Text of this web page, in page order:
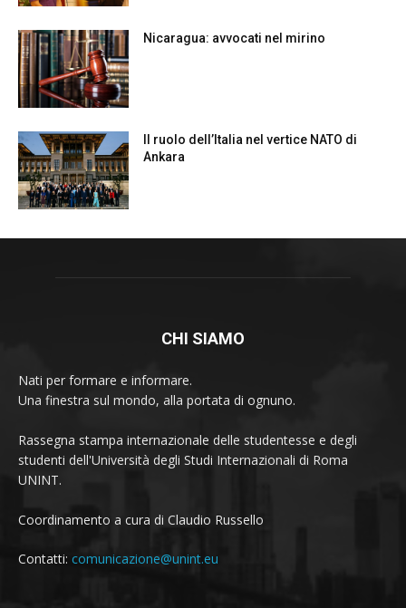
Nicaragua: avvocati nel mirino
Il ruolo dell’Italia nel vertice NATO di
Ankara
CHI SIAMO
Nati per formare e informare.
Una finestra sul mondo, alla portata di ognuno.
Rassegna stampa internazionale delle studentesse e degli
studenti dell'Università degli Studi Internazionali di Roma
UNINT.
Coordinamento a cura di Claudio Russello
Contatti: comunicazione@unint.eu